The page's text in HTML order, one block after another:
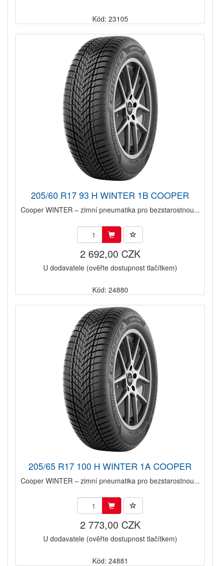
Kód: 23105
205/60 R17 93 H WINTER 1B COOPER
Cooper WINTER – zimní pneumatika pro bezstarostnou...
2 692,00 CZK
U dodavatele (ověřte dostupnost tlačítkem)
Kód: 24880
205/65 R17 100 H WINTER 1A COOPER
Cooper WINTER – zimní pneumatika pro bezstarostnou...
2 773,00 CZK
U dodavatele (ověřte dostupnost tlačítkem)
Kód: 24881